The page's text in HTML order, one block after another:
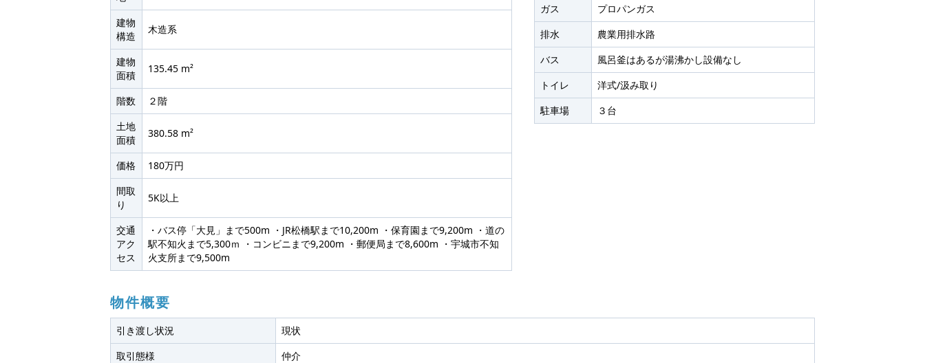
建物
構造
木造系
建物
面積
135.45 m²
階数
２階
土地
面積
380.58 m²
価格
180万円
間取
り
5K以上
交通
アク
セス
・バス停「大見」まで500m ・JR松橋駅まで10,200m ・保育園まで9,200m ・道の
駅不知火まで5,300ｍ ・コンビニまで9,200m ・郵便局まで8,600m ・宇城市不知
火支所まで9,500m
ガス
プロパンガス
排水
農業用排水路
バス
風呂釜はあるが湯沸かし設備なし
トイレ
洋式/汲み取り
駐車場
３台
物件概要
引き渡し状況
現状
取引態様
仲介